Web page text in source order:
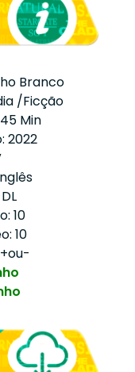
Branco
/Ficção
Min
2022
10
10